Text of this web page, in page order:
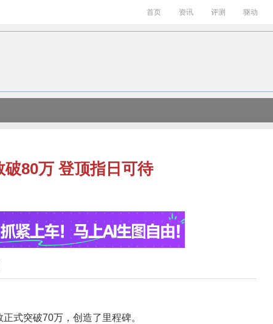
首页 资讯 评测 驱动
破80万 登顶指日可待
式突破70万，创造了里程碑。